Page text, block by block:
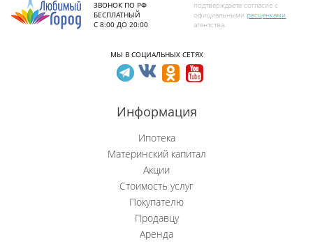
ЗВОНОК ПО РФ
БЕСПЛАТНЫЙ
С 8:00 ДО 20:00
подтверждаете согласие с
официальнымирасценками
агентства.
МЫ В СОЦИАЛЬНЫХ СЕТЯХ
Информация
Ипотека
Материнский капитал
Акции
Стоимость услуг
Покупателю
Продавцу
Аренда